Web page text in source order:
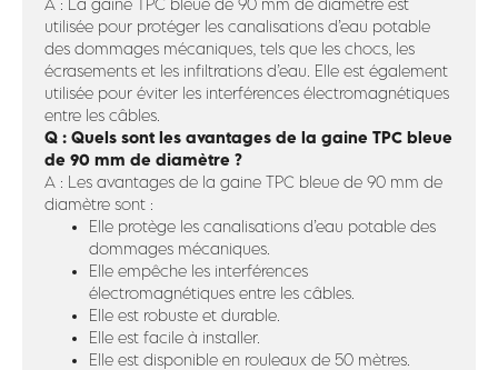
A : La gaine TPC bleue de 90 mm de diamètre est
utilisée pour protéger les canalisations d’eau potable
des dommages mécaniques, tels que les chocs, les
écrasements et les infiltrations d’eau. Elle est également
utilisée pour éviter les interférences électromagnétiques
entre les câbles.
Q : Quels sont les avantages de la gaine TPC bleue
de 90 mm de diamètre ?
A : Les avantages de la gaine TPC bleue de 90 mm de
diamètre sont :
Elle protège les canalisations d’eau potable des
dommages mécaniques.
Elle empêche les interférences
électromagnétiques entre les câbles.
Elle est robuste et durable.
Elle est facile à installer.
Elle est disponible en rouleaux de 50 mètres.